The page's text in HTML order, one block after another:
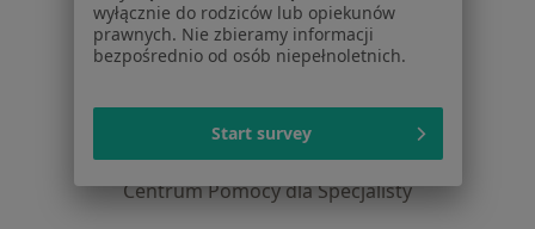
Cennik
Dla placówek medycznych
Noa Notes nowość
Baza wiedzy
Centrum Pomocy dla Specjalisty
wyłącznie do rodziców lub opiekunów
prawnych. Nie zbieramy informacji
bezpośrednio od osób niepełnoletnich.
Start survey